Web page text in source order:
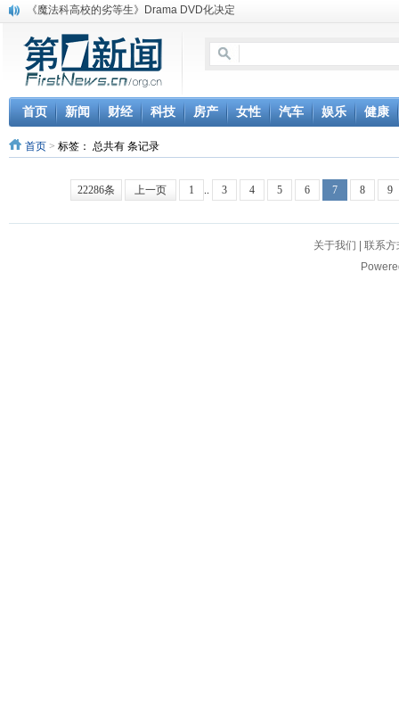
《魔法科高校的劣等生》Drama DVD化决定
消息称刘强东要求京东商城明年扭亏为盈
保健品也能吃出一身病? 康宝莱员工自揭多项家丑
煤价"跳水"电企利润"蹦高" 电煤联动亟待完善
苹果公司自建太阳能电厂为数据中心供电
吃饭、睡觉、黑人人？
网络电商和传统出版商的角逐：亚马逊停止接受Hachette所有图书订单
《中二病也想谈恋爱》女主角特报预告公开
首页 新闻 财经 科技 房产 女性 汽车 娱乐 健康
首页 > 标签： 总共有 条记录
22286条 上一页 1 .. 3 4 5 6 7 8 9
关于我们
联系方